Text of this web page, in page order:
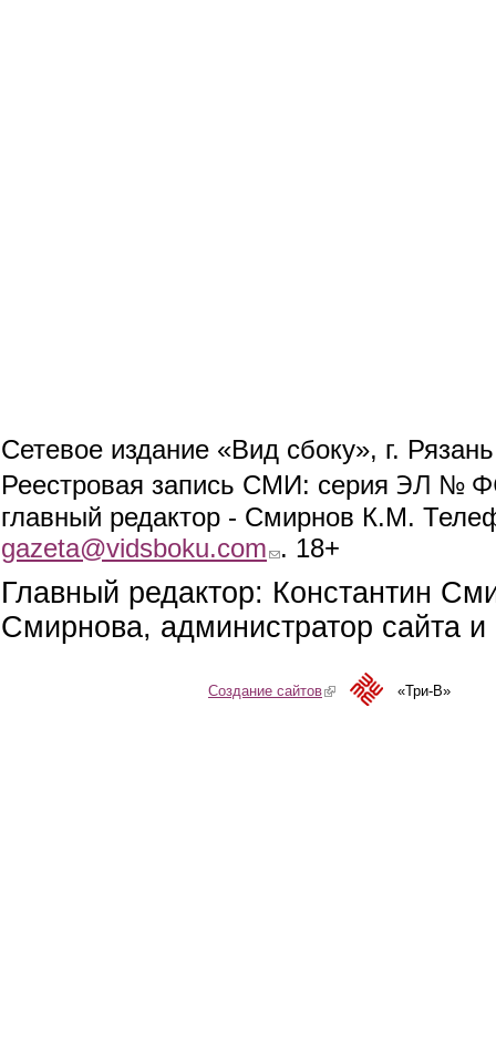
Сетевое издание «Вид сбоку», г.
Реестровая запись СМИ: серия ЭЛ №
главный редактор - Смирнов К.М.
gazeta@vidsboku.com (link sends e-mail)
. 18+
Главный редактор: Константин
Смирнова, администратор сайта
Создание сайтов(link is external)«Три-В»